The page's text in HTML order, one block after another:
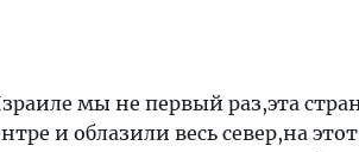
мы не первый раз,эта
и облазили весь север,на